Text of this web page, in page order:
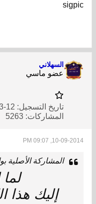
sigpic
السهلاني
عضو ماسي
تاريخ التسجيل: 12-03-2011
المشاركات: 5263
10-09-2014, 09:07 PM
المشاركة الأصلية
إليك هذا